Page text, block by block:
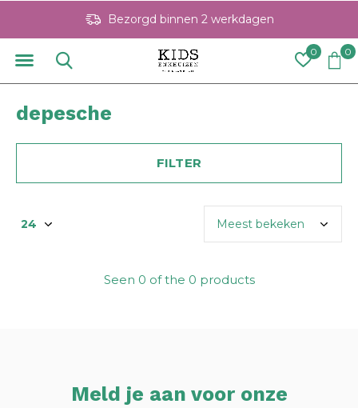
0 0
Bezorgd binnen 2 werkdagen
depesche
FILTER
Seen 0 of the 0 products
Meld je aan voor onze